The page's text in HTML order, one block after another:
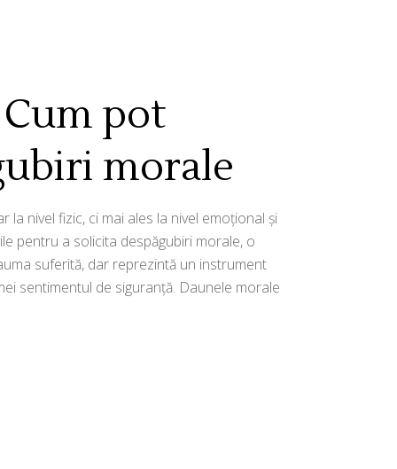
pot
morale
nivel fizic, ci mai ales la nivel emoțional și
pentru a solicita despăgubiri morale, o
suferită, dar reprezintă un instrument
sentimentul de siguranță. Daunele morale